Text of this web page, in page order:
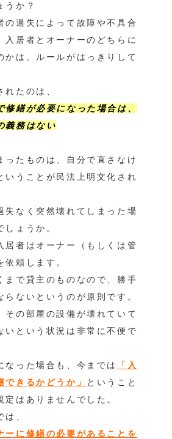
うか？
の過失によって故障や不具合
入居者とオーナーのどちらに
かは、ルールがはっきりして
れたのは、
修繕が必要になった場合は、
義務はない
ったものは、自分で直さなけ
いうことが民法上明文化され
失なく突然壊れてしまった場
しょうか。
居者はオーナー（もしくは管
依頼します。
まで貸主のものなので、勝手
らないというのが原則です。
その部屋の設備が壊れていて
いという状況は非常に不便で
なった場合も、今までは
「入
できるかどうか」
ということ
定はありませんでした。
は、
ーに修繕の必要があることを